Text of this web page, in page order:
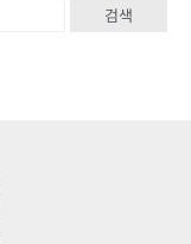
검색